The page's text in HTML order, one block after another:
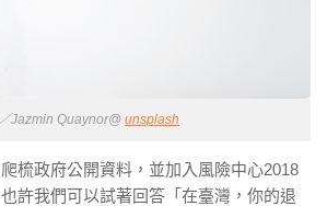
Jazmin Quaynor@ unsplash
梳政府公開資料，並加入風險中心2018
許我們可以試著回答「在臺灣，你的退